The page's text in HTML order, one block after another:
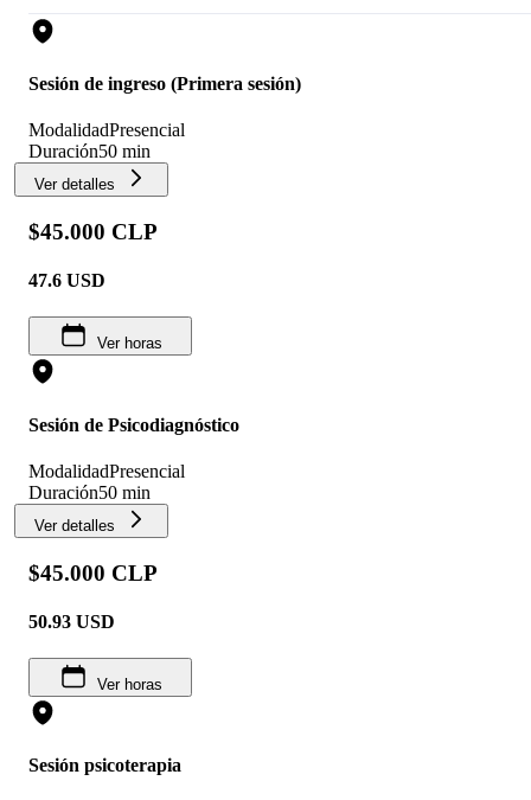
Sesión de ingreso (Primera sesión)
ModalidadPresencial
Duración50 min
Ver detalles
$45.000 CLP
47.6 USD
Ver horas
Sesión de Psicodiagnóstico
ModalidadPresencial
Duración50 min
Ver detalles
$45.000 CLP
50.93 USD
Ver horas
Sesión psicoterapia